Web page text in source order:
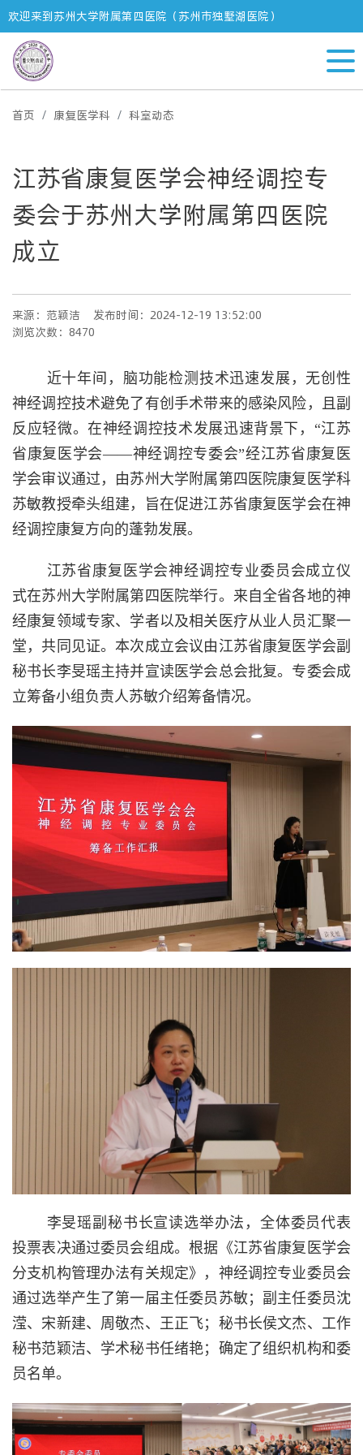
欢迎来到苏州大学附属第四医院（苏州市独墅湖医院）
首页 康复医学科 科室动态
江苏省康复医学会神经调控专
委会于苏州大学附属第四医院
成立
来源：范颖洁
发布时间：2024-12-19 13:52:00
浏览次数：8470
近十年间，脑功能检测技术迅速发展，无创性
神经调控技术避免了有创手术带来的感染风险，且副
反应轻微。在神经调控技术发展迅速背景下，“江苏
省康复医学会——神经调控专委会”经江苏省康复医
学会审议通过，由苏州大学附属第四医院康复医学科
苏敏教授牵头组建，旨在促进江苏省康复医学会在神
经调控康复方向的蓬勃发展。
江苏省康复医学会神经调控专业委员会成立仪
式在苏州大学附属第四医院举行。来自全省各地的神
经康复领域专家、学者以及相关医疗从业人员汇聚一
堂，共同见证。本次成立会议由江苏省康复医学会副
秘书长李旻瑶主持并宣读医学会总会批复。专委会成
立筹备小组负责人苏敏介绍筹备情况。
李旻瑶副秘书长宣读选举办法，全体委员代表
投票表决通过委员会组成。根据《江苏省康复医学会
分支机构管理办法有关规定》，神经调控专业委员会
通过选举产生了第一届主任委员苏敏；副主任委员沈
滢、宋新建、周敬杰、王正飞；秘书长侯文杰、工作
秘书范颖洁、学术秘书任绪艳；确定了组织机构和委
员名单。